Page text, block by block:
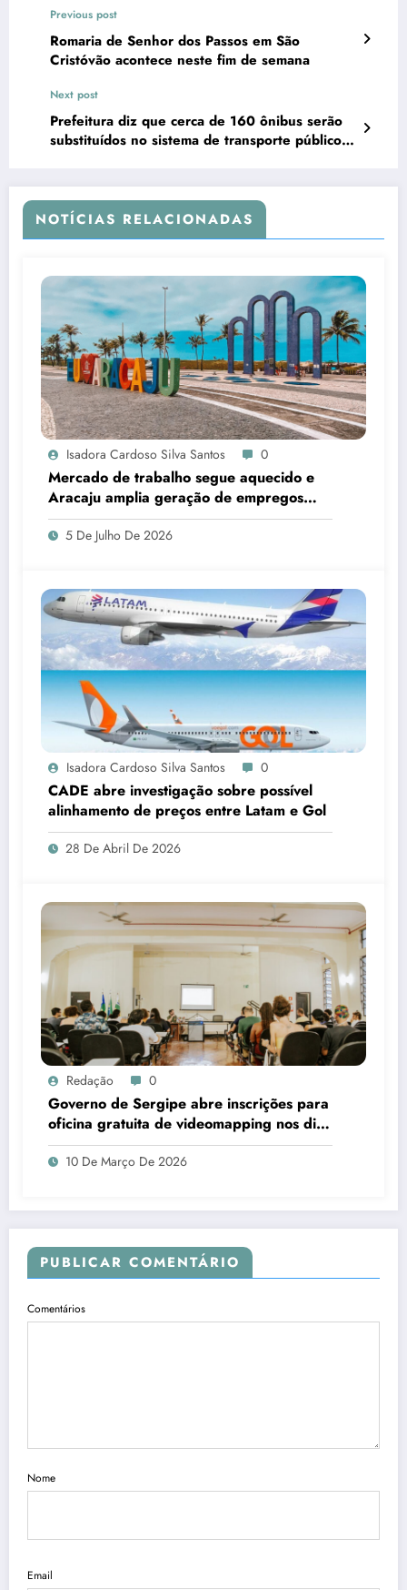
Previous post
Romaria de Senhor dos Passos em São
Cristóvão acontece neste fim de semana
Next post
Prefeitura diz que cerca de 160 ônibus serão
substituídos no sistema de transporte público
NOTÍCIAS RELACIONADAS
Isadora Cardoso Silva Santos 0
Mercado de trabalho segue aquecido e
Aracaju amplia geração de empregos
formais
5 De Julho De 2026
Isadora Cardoso Silva Santos 0
CADE abre investigação sobre possível
alinhamento de preços entre Latam e Gol
28 De Abril De 2026
Redação 0
Governo de Sergipe abre inscrições para
oficina gratuita de videomapping nos dias
18 e 19 de março
10 De Março De 2026
PUBLICAR COMENTÁRIO
Comentários
Nome
Email